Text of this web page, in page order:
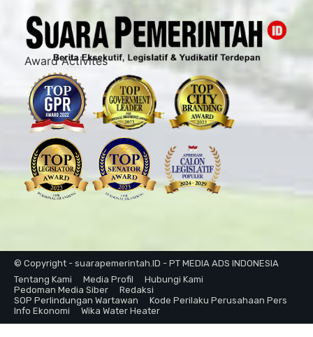
Award Activites
© Copyright - suarapemerintah.ID - PT MEDIA ADS INDONESIA
Tentang Kami
Media Profil
Hubungi Kami
Pedoman Media Siber
Redaksi
SOP Perlindungan Wartawan
Kode Perilaku Perusahaan Pers
Info Ekonomi
Wika Water Heater